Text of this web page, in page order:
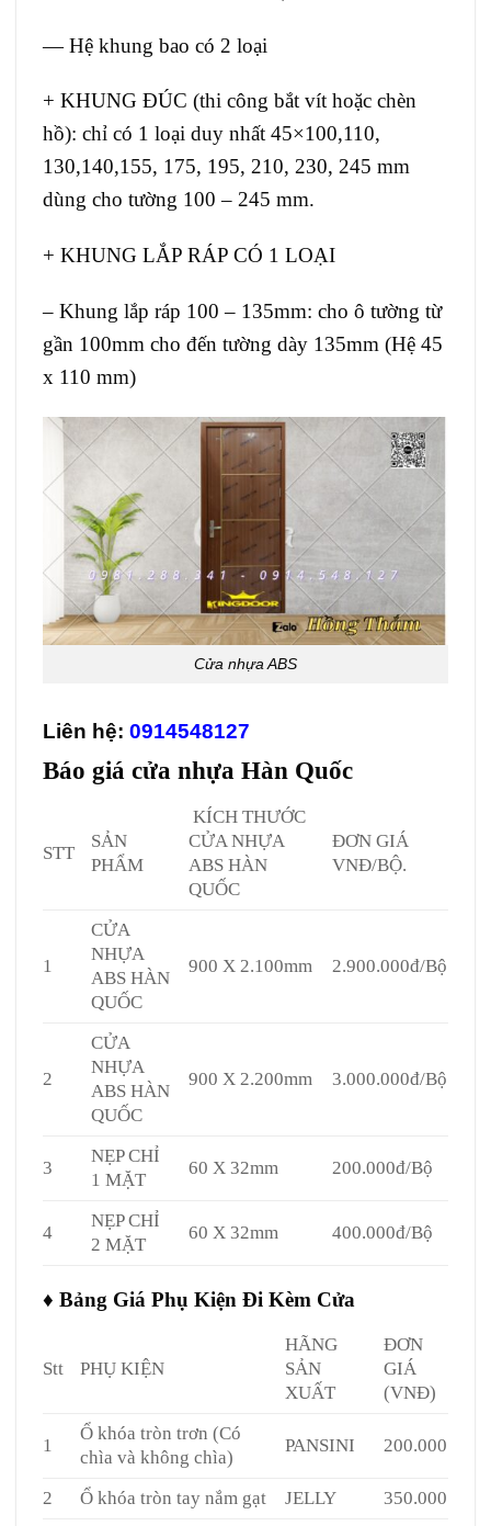
— Hệ khung bao có 2 loại
+ KHUNG ĐÚC (thi công bắt vít hoặc chèn
hồ): chỉ có 1 loại duy nhất 45×100,110,
130,140,155, 175, 195, 210, 230, 245 mm
dùng cho tường 100 – 245 mm.
+ KHUNG LẮP RÁP CÓ 1 LOẠI
– Khung lắp ráp 100 – 135mm: cho ô tường từ
gần 100mm cho đến tường dày 135mm (Hệ 45
x 110 mm)
Cửa nhựa ABS
Liên hệ: 0914548127
Báo giá cửa nhựa Hàn Quốc
STT
SẢN
PHẨM
KÍCH THƯỚC
CỬA NHỰA
ABS HÀN
QUỐC
ĐƠN GIÁ
VNĐ/BỘ.
1
CỬA
NHỰA
ABS HÀN
QUỐC
900 X 2.100mm 2.900.000đ/Bộ
2
CỬA
NHỰA
ABS HÀN
QUỐC
900 X 2.200mm 3.000.000đ/Bộ
3
NẸP CHỈ
1 MẶT
60 X 32mm 200.000đ/Bộ
4
NẸP CHỈ
2 MẶT
60 X 32mm 400.000đ/Bộ
♦ Bảng Giá Phụ Kiện Đi Kèm Cửa
Stt PHỤ KIỆN
HÃNG
SẢN
XUẤT
ĐƠN
GIÁ
(VNĐ)
1
Ổ khóa tròn trơn (Có
chìa và không chìa)
PANSINI 200.000
2 Ổ khóa tròn tay nắm gạt JELLY 350.000